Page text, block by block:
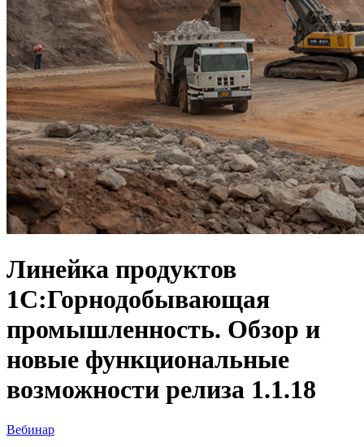
Линейка продуктов
1С:Горнодобывающая
промышленность. Обзор и
новые функциональные
возможности релиза 1.1.18
Вебинар